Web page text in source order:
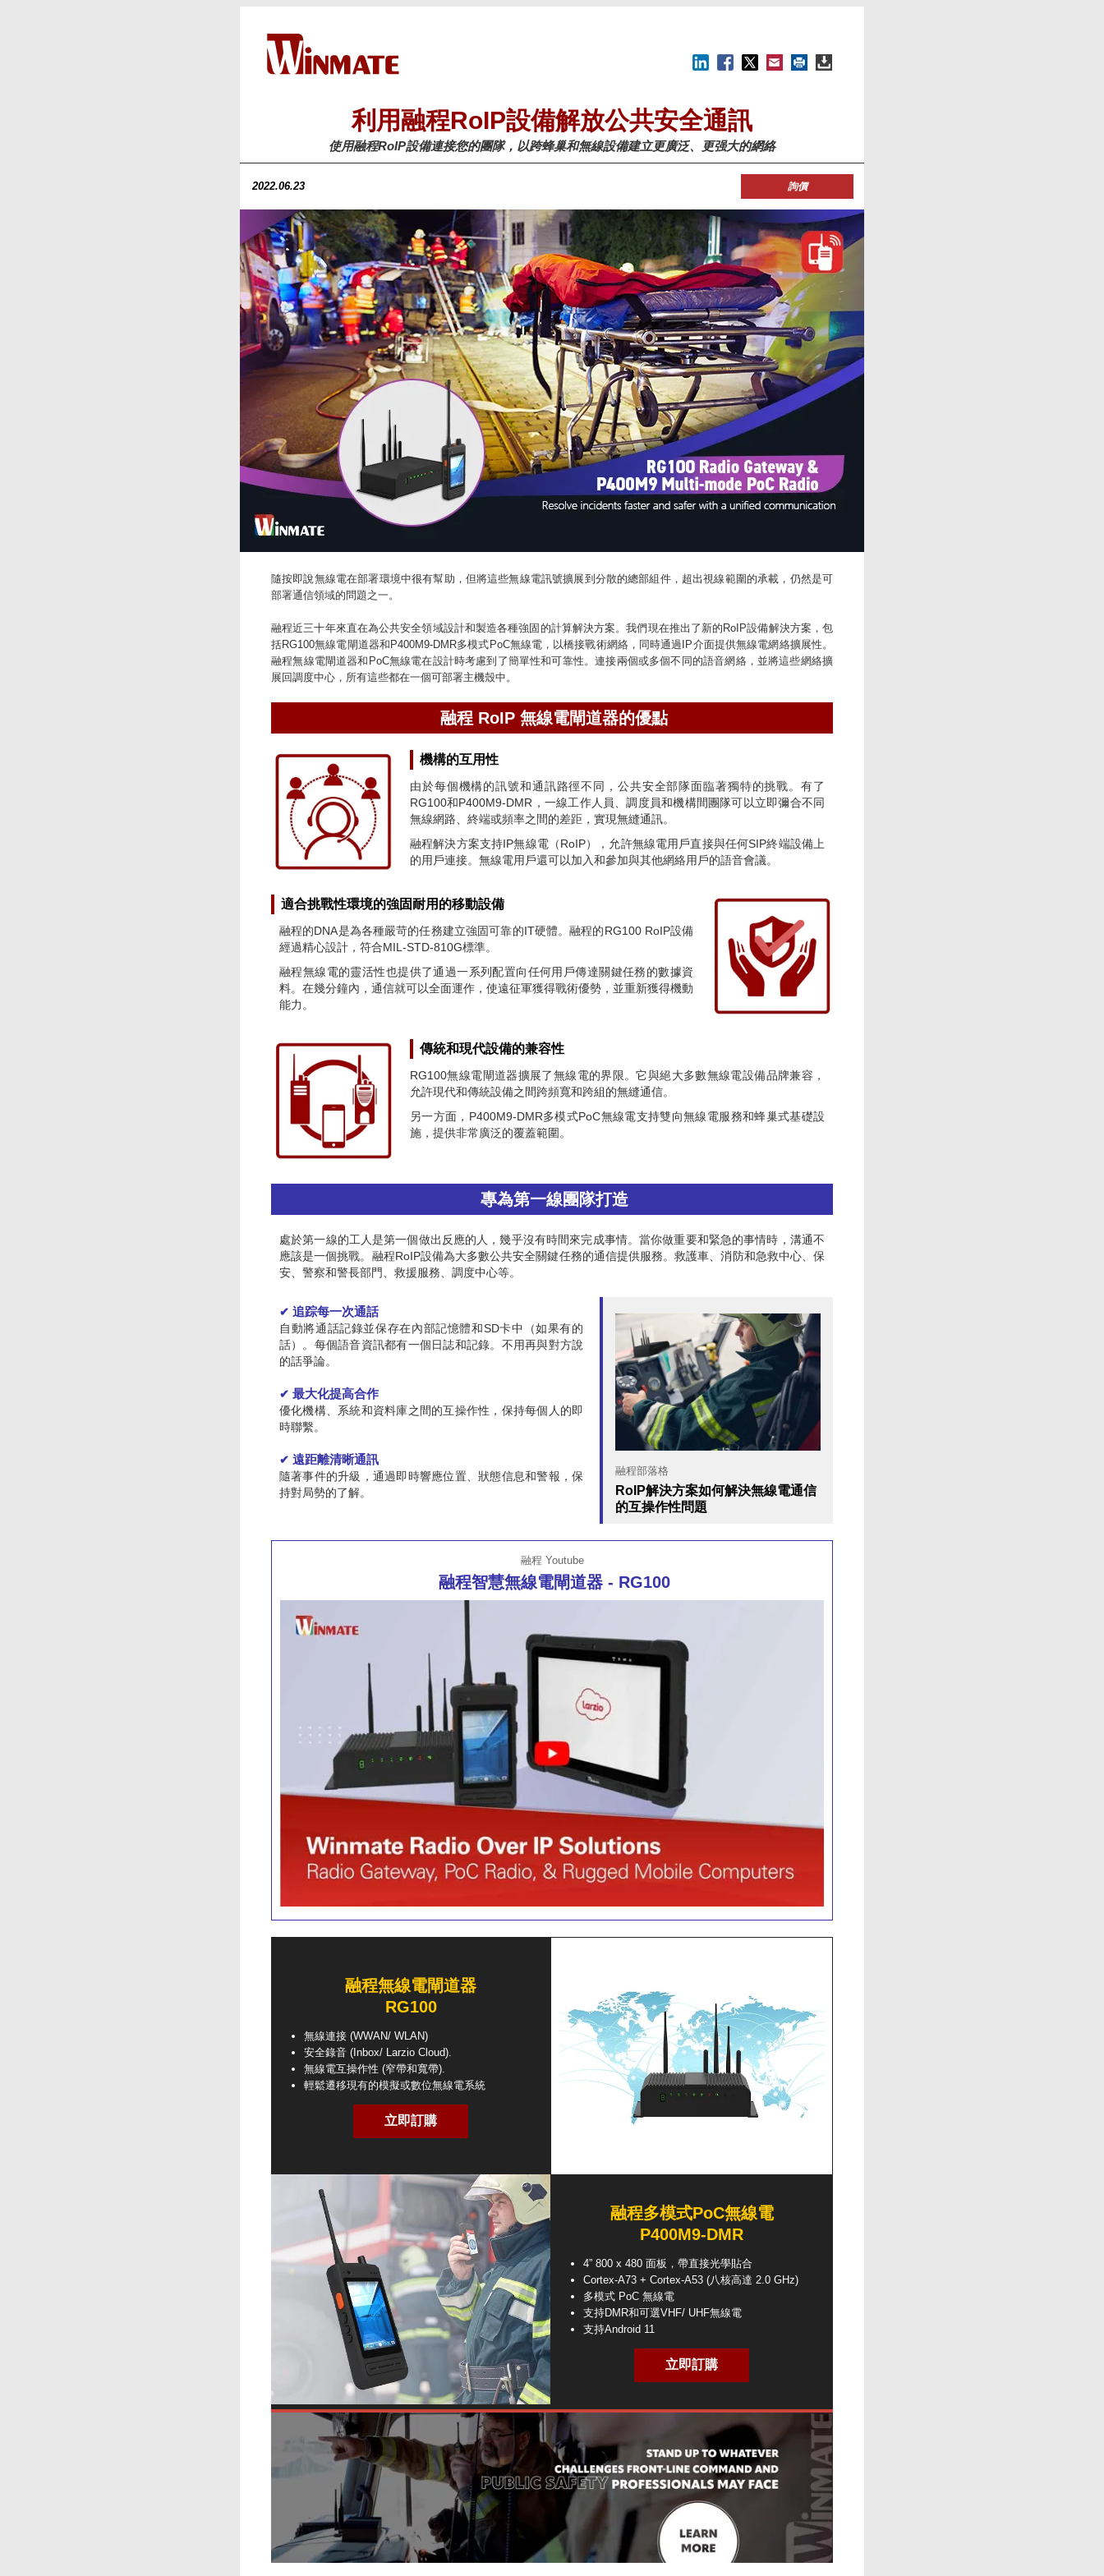
利用融程RoIP設備解放公共安全通訊
使用融程RoIP設備連接您的團隊，以跨蜂巢和無線設備建立更廣泛、更强大的網絡
2022.06.23 詢價
隨按即說無線電在部署環境中很有幫助，但將這些無線電訊號擴展到分散的總部組件，超出視線範圍的承載，仍然是可
部署通信領域的問題之一。
融程近三十年來直在為公共安全領域設計和製造各種強固的計算解決方案。我們現在推出了新的RoIP設備解決方案，包
括RG100無線電閘道器和P400M9-DMR多模式PoC無線電，以橋接戰術網絡，同時通過IP介面提供無線電網絡擴展性。
融程無線電閘道器和PoC無線電在設計時考慮到了簡單性和可靠性。連接兩個或多個不同的語音網絡，並將這些網絡擴
展回調度中心，所有這些都在一個可部署主機殼中。
融程 RoIP 無線電閘道器的優點
機構的互用性
由於每個機構的訊號和通訊路徑不同，公共安全部隊面臨著獨特的挑戰。有了
RG100和P400M9-DMR，一線工作人員、調度員和機構間團隊可以立即彌合不同
無線網路、終端或頻率之間的差距，實現無縫通訊。
融程解決方案支持IP無線電（RoIP），允許無線電用戶直接與任何SIP終端設備上
的用戶連接。無線電用戶還可以加入和參加與其他網絡用戶的語音會議。
適合挑戰性環境的強固耐用的移動設備
融程的DNA是為各種嚴苛的任務建立強固可靠的IT硬體。融程的RG100 RoIP設備
經過精心設計，符合MIL-STD-810G標準。
融程無線電的靈活性也提供了通過一系列配置向任何用戶傳達關鍵任務的數據資
料。在幾分鐘內，通信就可以全面運作，使遠征軍獲得戰術優勢，並重新獲得機動
能力。
傳統和現代設備的兼容性
RG100無線電閘道器擴展了無線電的界限。它與絕大多數無線電設備品牌兼容，
允許現代和傳統設備之間跨頻寬和跨組的無縫通信。
另一方面，P400M9-DMR多模式PoC無線電支持雙向無線電服務和蜂巢式基礎設
施，提供非常廣泛的覆蓋範圍。
專為第一線團隊打造
處於第一線的工人是第一個做出反應的人，幾乎沒有時間來完成事情。當你做重要和緊急的事情時，溝通不
應該是一個挑戰。融程RoIP設備為大多數公共安全關鍵任務的通信提供服務。救護車、消防和急救中心、保
安、警察和警長部門、救援服務、調度中心等。
✔ 追踪每一次通話
自動將通話記錄並保存在內部記憶體和SD卡中（如果有的
話）。每個語音資訊都有一個日誌和記錄。不用再與對方說
的話爭論。
✔ 最大化提高合作
優化機構、系統和資料庫之間的互操作性，保持每個人的即
時聯繫。
✔ 遠距離清晰通訊
隨著事件的升級，通過即時響應位置、狀態信息和警報，保
持對局勢的了解。
融程部落格
RoIP解決方案如何解決無線電通信
的互操作性問題
融程 Youtube
融程智慧無線電閘道器 - RG100
融程無線電閘道器
RG100
無線連接 (WWAN/ WLAN)
安全錄音 (Inbox/ Larzio Cloud).
無線電互操作性 (窄帶和寬帶).
輕鬆遷移現有的模擬或數位無線電系統
立即訂購
融程多模式PoC無線電
P400M9-DMR
4” 800 x 480 面板，帶直接光學貼合
Cortex-A73 + Cortex-A53 (八核高達 2.0 GHz)
多模式 PoC 無線電
支持DMR和可選VHF/ UHF無線電
支持Android 11
立即訂購